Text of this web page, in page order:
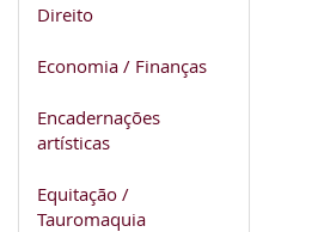
Direito
Economia / Finanças
Encadernações
artísticas
Equitação /
Tauromaquia